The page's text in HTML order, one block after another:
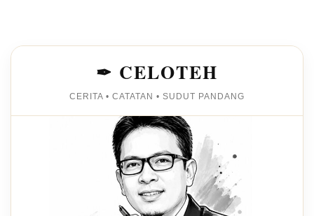
✒ CELOTEH
CERITA • CATATAN • SUDUT PANDANG